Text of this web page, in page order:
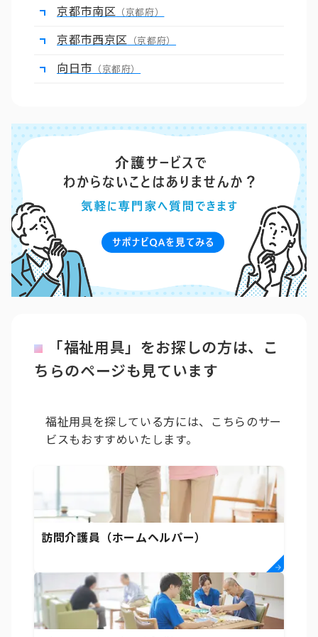
京都市南区 （京都府）
京都市西京区 （京都府）
向日市 （京都府）
「福祉用具」をお探しの方は、こ
ちらのページも見ています
福祉用具を探している方には、こちらのサー
ビスもおすすめいたします。
訪問介護員（ホームヘルパー）